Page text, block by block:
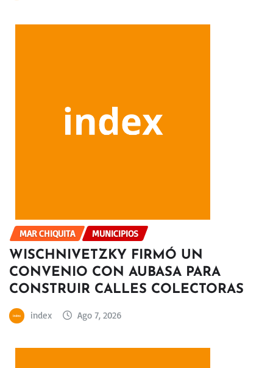
MAR CHIQUITA MUNICIPIOS
WISCHNIVETZKY FIRMÓ UN
CONVENIO CON AUBASA PARA
CONSTRUIR CALLES COLECTORAS
index Ago 7, 2026